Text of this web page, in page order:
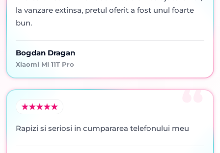
la vanzare extinsa, pretul oferit a fost unul foarte
bun.
Bogdan Dragan
Xiaomi MI 11T Pro
Rapizi si seriosi in cumpararea telefonului meu